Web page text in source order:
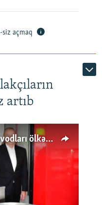
siz açmaq
artıb
Ard-arda açılan dərman zavodları ölkənin tələbatını ödəyirmi?
available